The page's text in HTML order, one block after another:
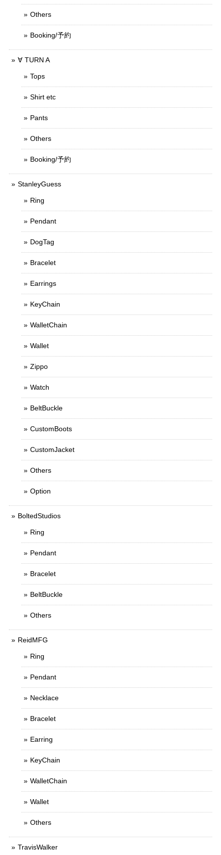
Others
Booking/予約
∀ TURN A
Tops
Shirt etc
Pants
Others
Booking/予約
StanleyGuess
Ring
Pendant
DogTag
Bracelet
Earrings
KeyChain
WalletChain
Wallet
Zippo
Watch
BeltBuckle
CustomBoots
CustomJacket
Others
Option
BoltedStudios
Ring
Pendant
Bracelet
BeltBuckle
Others
ReidMFG
Ring
Pendant
Necklace
Bracelet
Earring
KeyChain
WalletChain
Wallet
Others
TravisWalker